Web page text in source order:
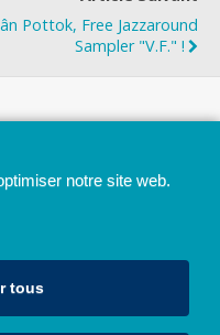
Pottok, Free Jazzaround
Sampler "V.F." !
notre site web.
tous